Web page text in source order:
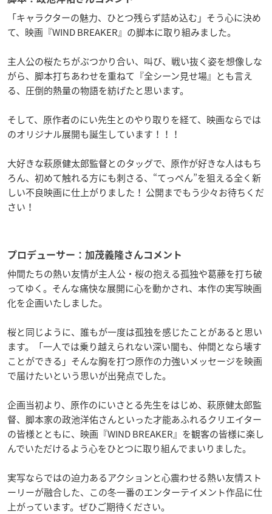
「キャラクターの魅力、ひとつ残らず詰め込む」そう心に決め
て、映画『WIND BREAKER』の脚本に取り組みました。
主人公の桜たちがぶつかり合い、叫び、戦い抜く姿を想像しな
がら、脚本打ちあわせを重ねて『全シーン見せ場』とも言え
る、圧倒的熱量の物語を紡げたと思います。
そして、原作者のにい先生とのやり取りを経て、映画ならでは
のオリジナル展開も誕生しています！！！
大好きな萩原健太郎監督とのタッグで、原作が好きな人はもち
ろん、初めて触れる方にも刺さる、“てっぺん”を狙える全く新
しい不良映画に仕上がりました！ 公開までもう少々お待ちくだ
さい！
プロデューサー：加茂義隆さんコメント
仲間たちの熱い友情が主人公・桜の抱える孤独や葛藤を打ち破
ってゆく。そんな痛快な展開に心を動かされ、本作の実写映画
化を企画いたしました。
桜と同じように、誰もが一度は孤独を感じたことがあると思い
ます。「一人では乗り越えられない深い闇も、仲間となら壊す
ことができる」そんな胸を打つ原作の力強いメッセージを映画
で届けたいという思いが出発点でした。
企画当初より、原作のにいさとる先生をはじめ、萩原健太郎監
督、脚本家の政池洋佑さんといった才能あふれるクリエイター
の皆様とともに、映画『WIND BREAKER』を観客の皆様に楽し
んでいただけるよう心をひとつに取り組んでまいりました。
実写ならではの迫力あるアクションと心震わせる熱い友情スト
ーリーが融合した、この冬一番のエンターテイメント作品に仕
上がっています。ぜひご期待ください。